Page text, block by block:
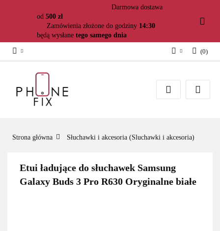
Darmowa dostawa
od 500 zł
Zamówienia złożone do godziny 14:30
będą wysłane tego samego dnia
Załóż konto
(0)
Strona główna Słuchawki i akcesoria (Sluchawki i akcesoria)
Etui ładujące do słuchawek Samsung
Galaxy Buds 3 Pro R630 Oryginalne białe